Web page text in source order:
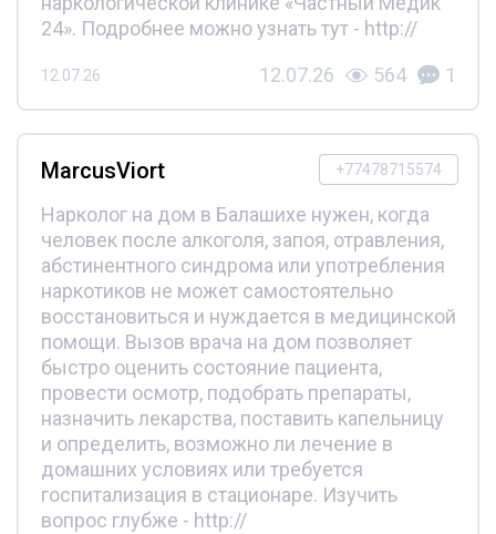
24». Подробнее можно узнать тут - http://
12.07.26 12.07.26 564 1
+77478715574
MarcusViort
Нарколог на дом в Балашихе нужен, когда
человек после алкоголя, запоя, отравления,
абстинентного синдрома или употребления
наркотиков не может самостоятельно
восстановиться и нуждается в медицинской
помощи. Вызов врача на дом позволяет
быстро оценить состояние пациента,
провести осмотр, подобрать препараты,
назначить лекарства, поставить капельницу
и определить, возможно ли лечение в
домашних условиях или требуется
госпитализация в стационаре. Изучить
вопрос глубже - http://